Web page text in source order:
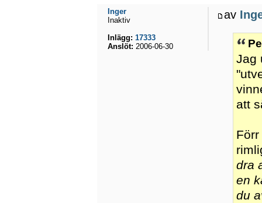
av
Jag
att
dra
en
du
Inger
Inaktiv
Inlägg: 17333
Anslöt: 2006-06-30